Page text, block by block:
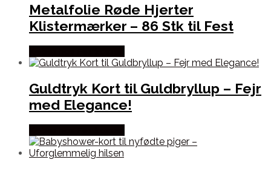
Metalfolie Røde Hjerter
Klistermærker – 86 Stk til Fest
Guldtryk Kort til Guldbryllup – Fejr
med Elegance!